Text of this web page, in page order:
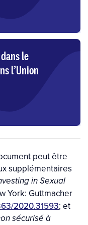
le
l’Union
peut être
supplémentaires
in Sexual
York: Guttmacher
2020.31593; et
sécurisé à